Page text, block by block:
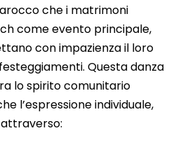
che i matrimoni
come evento principale,
con impazienza il loro
Questa danza
lo spirito comunitario
l’espressione individuale,